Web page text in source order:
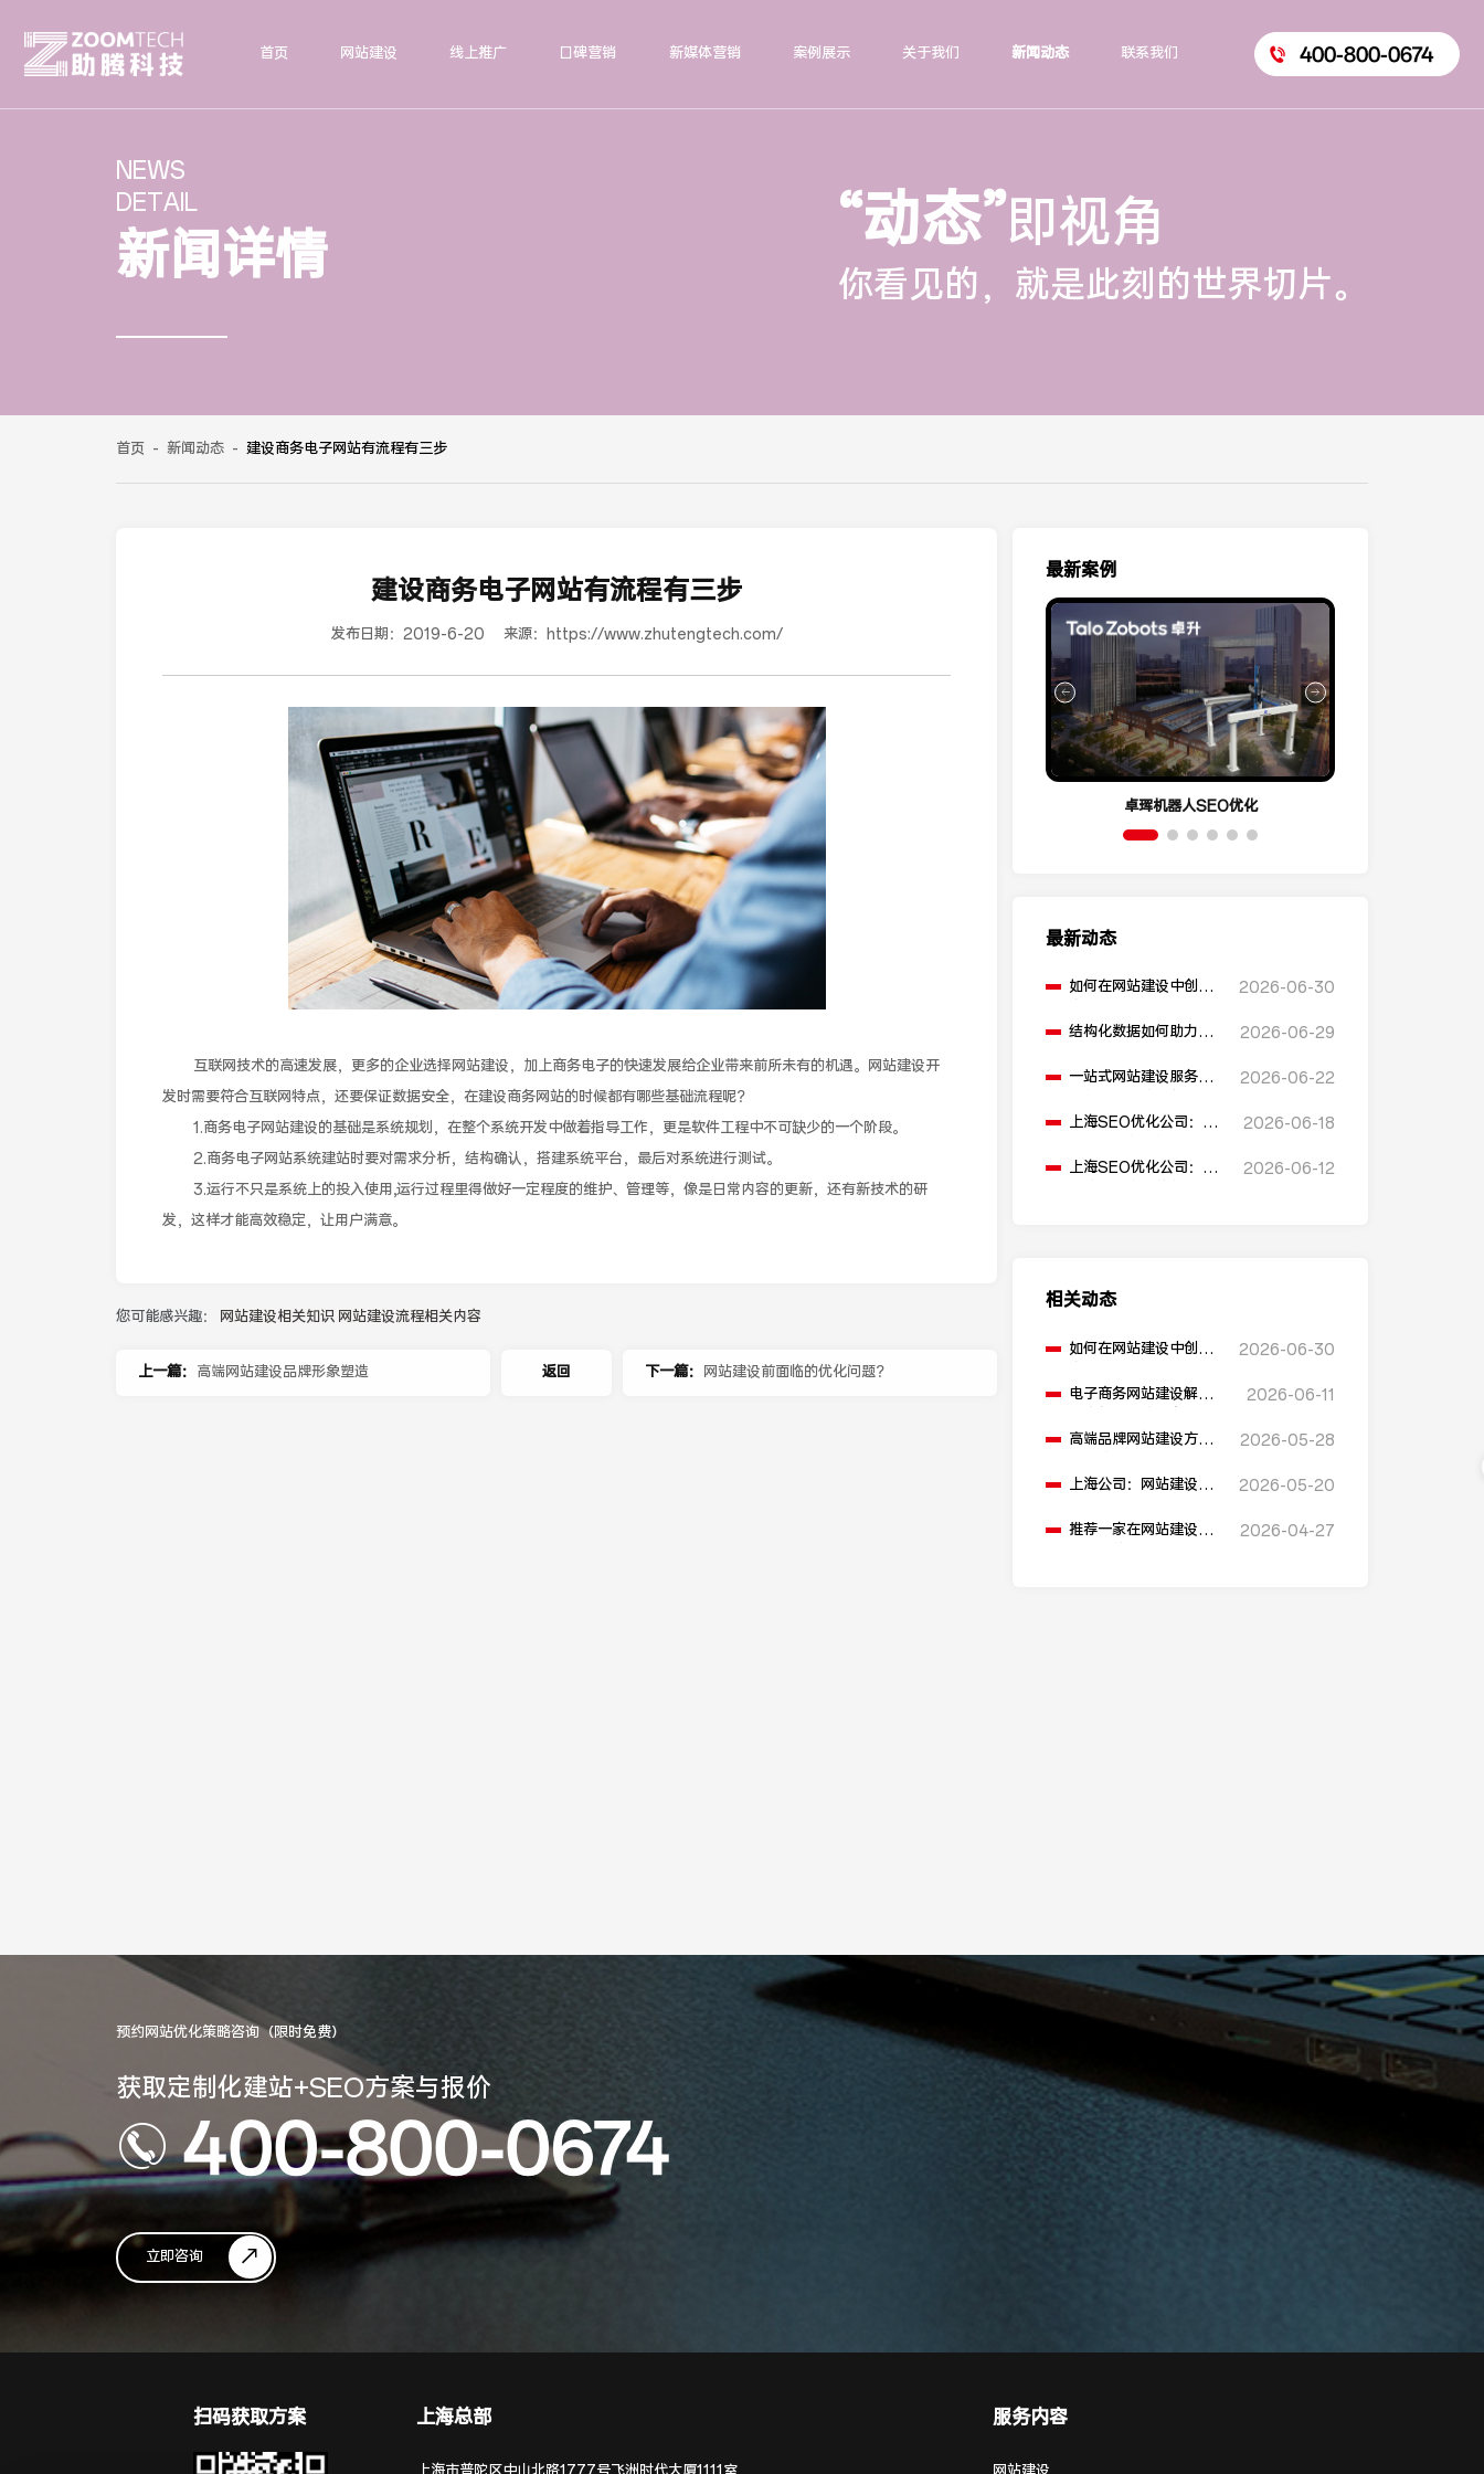
首页 网站建设 线上推广 口碑营销 新媒体营销 案例展示 关于我们 新闻动态 联系我们 400-800-0674
NEWS
DETAIL
新闻详情 “动态”即视角
你看见的，就是此刻的世界切片。
首页 - 新闻动态 - 建设商务电子网站有流程有三步
建设商务电子网站有流程有三步
发布日期： 2019-6-20 来源： https://www.zhutengtech.com/
互联网技术的高速发展，更多的企业选择网站建设，加上商务电子的快速发展给企业带来前所未有的机遇。网站建设开
发时需要符合互联网特点，还要保证数据安全，在建设商务网站的时候都有哪些基础流程呢？
1.商务电子网站建设的基础是系统规划，在整个系统开发中做着指导工作，更是软件工程中不可缺少的一个阶段。
2.商务电子网站系统建站时要对需求分析，结构确认，搭建系统平台，最后对系统进行测试。
3.运行不只是系统上的投入使用,运行过程里得做好一定程度的维护、管理等，像是日常内容的更新，还有新技术的研
发，这样才能高效稳定，让用户满意。
您可能感兴趣： 网站建设相关知识 网站建设流程相关内容
上一篇： 高端网站建设品牌形象塑造 下一篇： 网站建设前面临的优化问题？
返回
最新案例
道合餐饮行业词SEO优化 卓珲机器人SEO优化
最新动态
如何在网站建设中创建
2026-06-30
结构化数据如何助力
2026-06-29
一站式网站建设服务平
2026-06-22
上海SEO优化公司：如
升点击率和SEO效果？
2026-06-18
上海SEO优化公司：有
2026-06-12
相关动态
如何在网站建设中创建
2026-06-30
电子商务网站建设解决
2026-06-11
高端品牌网站建设方案
2026-05-28
上海公司：网站建设的
2026-05-20
推荐一家在网站建设领
2026-04-27
预约网站优化策略咨询（限时免费）
获取定制化建站+SEO方案与报价
400-800-0674
立即咨询
扫码获取方案 上海总部 服务内容